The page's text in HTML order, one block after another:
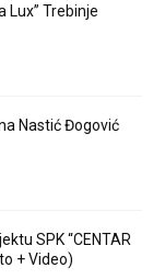
Lux” Trebinje
Nastić Đogović
SPK “CENTAR
+ Video)